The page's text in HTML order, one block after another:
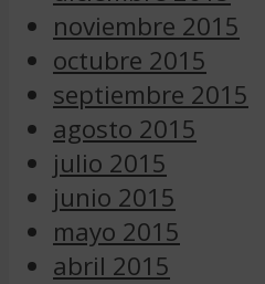
noviembre 2015
octubre 2015
septiembre 2015
agosto 2015
julio 2015
junio 2015
mayo 2015
abril 2015